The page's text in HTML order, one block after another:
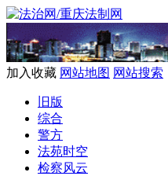
加入收藏 网站地图 网站搜索
旧版
综合
警方
法苑时空
检察风云